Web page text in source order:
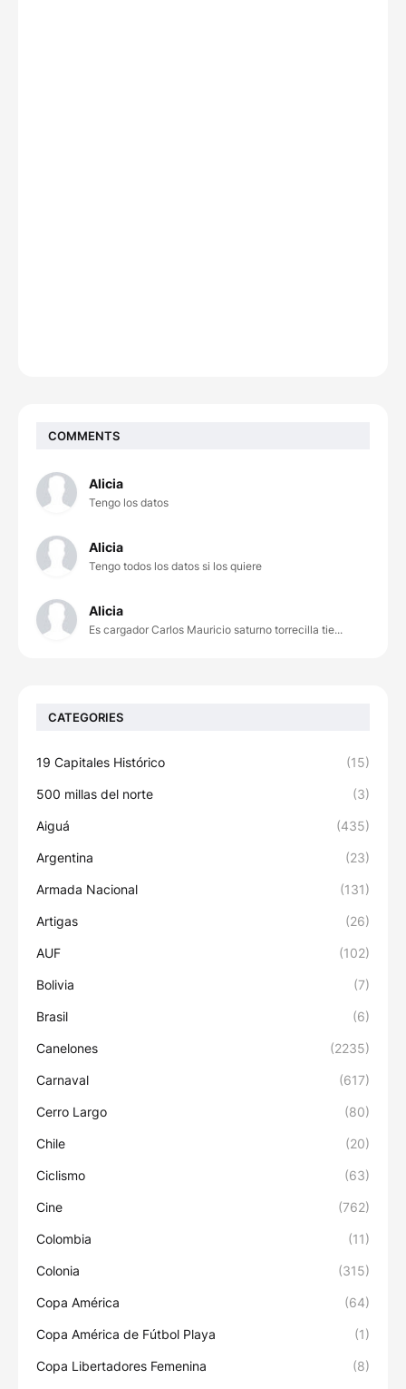
COMMENTS
Alicia
Tengo los datos
Alicia
Tengo todos los datos si los quiere
Alicia
Es cargador Carlos Mauricio saturno torrecilla tie...
CATEGORIES
19 Capitales Histórico (15)
500 millas del norte (3)
Aiguá (435)
Argentina (23)
Armada Nacional (131)
Artigas (26)
AUF (102)
Bolivia (7)
Brasil (6)
Canelones (2235)
Carnaval (617)
Cerro Largo (80)
Chile (20)
Ciclismo (63)
Cine (762)
Colombia (11)
Colonia (315)
Copa América (64)
Copa América de Fútbol Playa (1)
Copa Libertadores Femenina (8)